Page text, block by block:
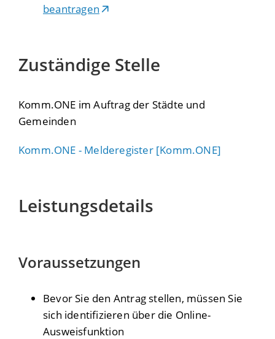
beantragen
Zuständige Stelle
Komm.ONE im Auftrag der Städte und
Gemeinden
Komm.ONE - Melderegister [Komm.ONE]
Leistungsdetails
Voraussetzungen
Bevor Sie den Antrag stellen, müssen Sie
sich identifizieren über die Online-
Ausweisfunktion